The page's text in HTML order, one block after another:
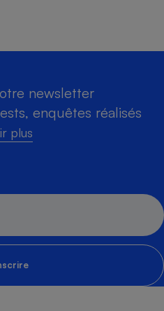
newsletter
enquêtes réalisés
plus